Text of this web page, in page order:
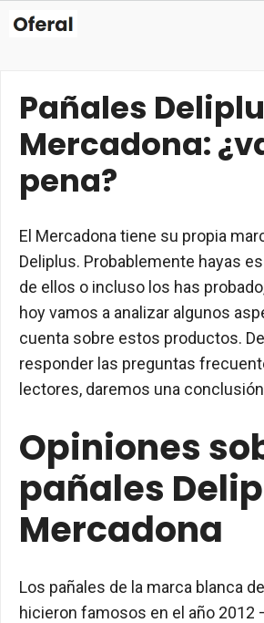
Saltar
Pañales
Mercadona:
pena?
El Mercadona tiene su propia
Deliplus. Probablemente hayas
de ellos o incluso los has
hoy vamos a analizar algunos
cuenta sobre estos productos.
responder las preguntas
lectores, daremos una
Opiniones
pañales
Mercadona
Los pañales de la marca blanca
hicieron famosos en el año 2012